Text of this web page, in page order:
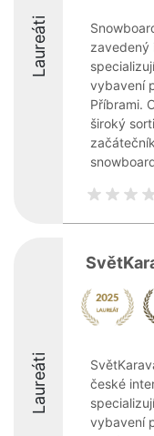
Laureáti
zavedený
vybavení
Příbrami.
široký
Laureáti
české
vybavení